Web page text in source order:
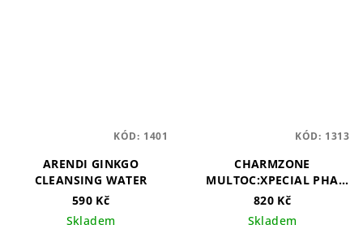
ARENDI GINKGO
CLEANSING WATER
590 Kč
Skladem
KÓD: 1401
CHARMZONE
MULTOC:XPECIAL PHA
TURN OVER PAD
820 Kč
Skladem
KÓD: 1313